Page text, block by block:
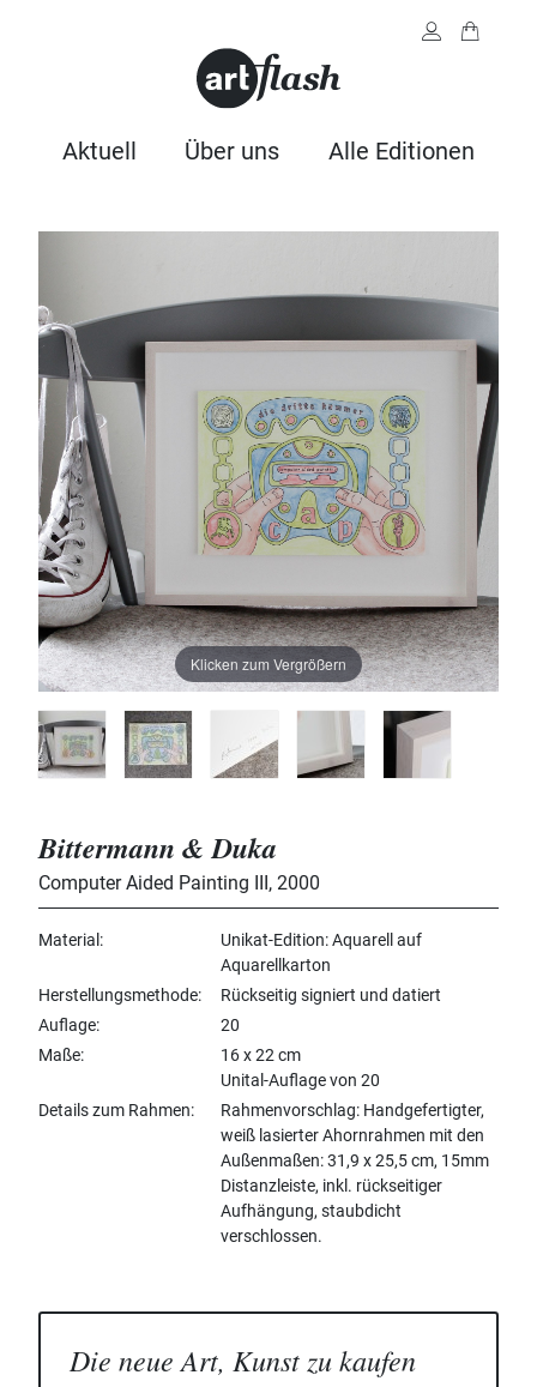
Aktuell Über uns Alle Editionen
Klicken zum Vergrößern
Bittermann & Duka
Computer Aided Painting III , 2000
Material
Unikat-Edition: Aquarell auf
Aquarellkarton
Herstellungsmethode
Rückseitig signiert und datiert
Auflage
20
Maße
16 x 22 cm
Unital-Auflage von 20
Details zum Rahmen
Rahmenvorschlag: Handgefertigter,
weiß lasierter Ahornrahmen mit den
Außenmaßen: 31,9 x 25,5 cm, 15mm
Distanzleiste, inkl. rückseitiger
Aufhängung, staubdicht
verschlossen.
Die neue Art, Kunst zu kaufen